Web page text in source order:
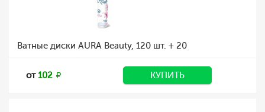
Ватные диски AURA Beauty, 120 шт. + 20
от102 КУПИТЬ